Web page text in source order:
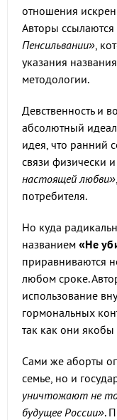
отношения
Авторы
Пенсильвании»,
указания
методологии.
Девственность и
абсолютный
идея, что ранний
связи физически
настоящей любви»
потребителя.
Но куда
названием «Не
приравниваются
любом сроке.
использование
гормональных
так как они
Сами же аборты
семье, но и
уничтожают не
будущее России».